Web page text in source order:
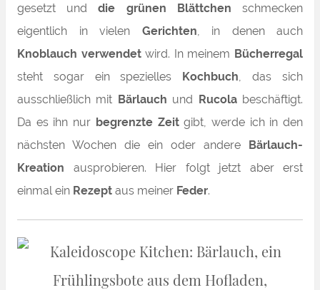
gesetzt unddie grünen Blättchen schmecken
eigentlich in vielen Gerichten , in denen auch
Knoblauch verwendetwird. In meinem Bücherregal
steht sogar ein spezielles Kochbuch , das sich
ausschließlich mit Bärlauch und Rucolabeschäftigt.
Da es ihn nur begrenzte Zeitgibt, werde ich in den
nächsten Wochen die ein oder andere Bärlauch-
Kreation ausprobieren. Hier folgt jetzt aber erst
einmal ein Rezept aus meiner Feder.